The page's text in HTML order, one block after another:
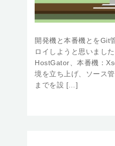
開発機と本番機とをGit
ロイしようと思いまし
HostGator、本番機：
境を立ち上げ、ソース
までを設 […]